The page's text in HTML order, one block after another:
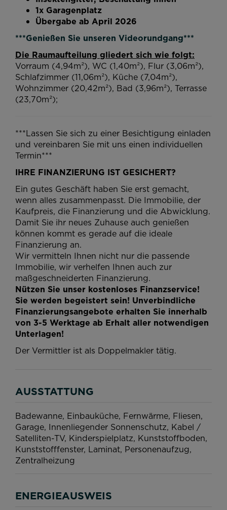
1x Garagenplatz
Übergabe ab April 2026
***Genießen Sie unseren Videorundgang***
Die Raumaufteilung gliedert sich wie folgt:
Vorraum (4,94m²), WC (1,40m²), Flur (3,06m²),
Schlafzimmer (11,06m²), Küche (7,04m²),
Wohnzimmer (20,42m²), Bad (3,96m²), Terrasse
(23,70m²);
***Lassen Sie sich zu einer Besichtigung einladen
und vereinbaren Sie mit uns einen individuellen
Termin***
IHRE FINANZIERUNG IST GESICHERT?
Ein gutes Geschäft haben Sie erst gemacht,
wenn alles zusammenpasst. Die Immobilie, der
Kaufpreis, die Finanzierung und die Abwicklung.
Damit Sie ihr neues Zuhause auch genießen
können kommt es gerade auf die ideale
Finanzierung an.
Wir vermitteln Ihnen nicht nur die passende
Immobilie, wir verhelfen Ihnen auch zur
maßgeschneiderten Finanzierung.
Nützen Sie unser kostenloses Finanzservice!
Sie werden begeistert sein! Unverbindliche
Finanzierungsangebote erhalten Sie innerhalb
von 3-5 Werktage ab Erhalt aller notwendigen
Unterlagen!
Der Vermittler ist als Doppelmakler tätig.
AUSSTATTUNG
Badewanne Einbauküche Fernwärme Fliesen
Garage Innenliegender Sonnenschutz Kabel /
Satelliten-TV Kinderspielplatz Kunststoffboden
Kunststofffenster Laminat Personenaufzug
Zentralheizung
ENERGIEAUSWEIS